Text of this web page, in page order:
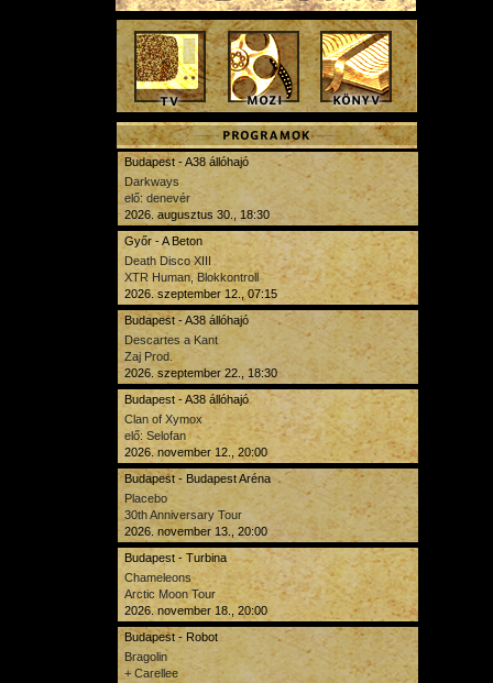
Budapest - A38 állóhajó
Darkways
elő: denevér
2026. augusztus 30., 18:30
Győr - A Beton
Death Disco XIII
XTR Human, Blokkontroll
2026. szeptember 12., 07:15
Budapest - A38 állóhajó
Descartes a Kant
Zaj Prod.
2026. szeptember 22., 18:30
Budapest - A38 állóhajó
Clan of Xymox
elő: Selofan
2026. november 12., 20:00
Budapest - Budapest Aréna
Placebo
30th Anniversary Tour
2026. november 13., 20:00
Budapest - Turbina
Chameleons
Arctic Moon Tour
2026. november 18., 20:00
Budapest - Robot
Bragolin
+ Carellee